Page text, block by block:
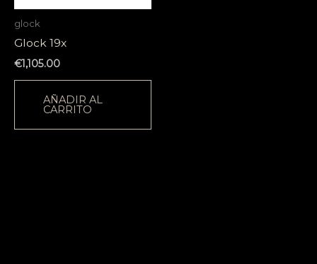
glock
Glock 19x
€1,105.00
AÑADIR AL
CARRITO